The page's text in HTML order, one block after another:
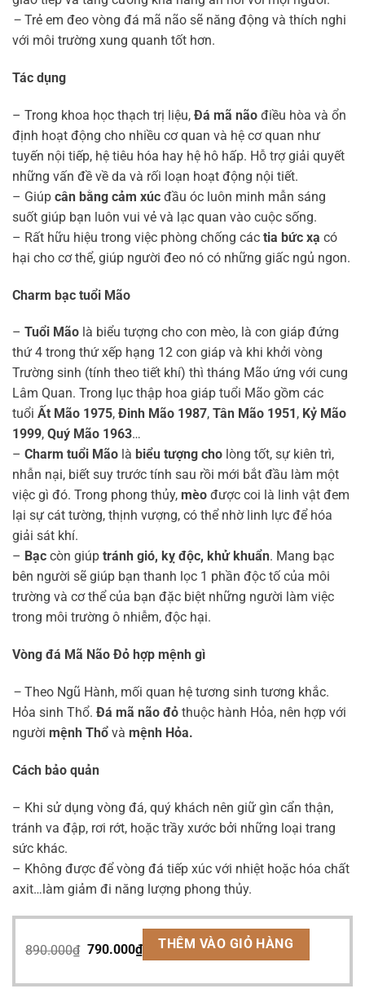
– Trẻ em đeo vòng đá mã não sẽ năng động và thích nghi
với môi trường xung quanh tốt hơn.
Tác dụng
– Trong khoa học thạch trị liệu, Đá mã não điều hòa và ổn
định hoạt động cho nhiều cơ quan và hệ cơ quan như
tuyến nội tiếp, hệ tiêu hóa hay hệ hô hấp. Hỗ trợ giải quyết
những vấn đề về da và rối loạn hoạt động nội tiết.
– Giúp cân bằng cảm xúc đầu óc luôn minh mẫn sáng
suốt giúp bạn luôn vui vẻ và lạc quan vào cuộc sống.
– Rất hữu hiệu trong việc phòng chống các tia bức xạ có
hại cho cơ thể, giúp người đeo nó có những giấc ngủ ngon.
Charm bạc tuổi Mão
– Tuổi Mão là biểu tượng cho con mèo, là con giáp đứng
thứ 4 trong thứ xếp hạng 12 con giáp và khi khởi vòng
Trường sinh (tính theo tiết khí) thì tháng Mão ứng với cung
Lâm Quan. Trong lục thập hoa giáp tuổi Mão gồm các
tuổi Ất Mão 1975, Đinh Mão 1987, Tân Mão 1951 , Kỷ Mão
1999, Quý Mão 1963…
– Charm tuổi Mão là biểu tượng cho lòng tốt, sự kiên trì,
nhẫn nại, biết suy trước tính sau rồi mới bắt đầu làm một
việc gì đó. Trong phong thủy, mèo được coi là linh vật đem
lại sự cát tường, thịnh vượng, có thể nhờ linh lực để hóa
giải sát khí.
– Bạc còn giúp tránh gió, kỵ độc, khử khuẩn. Mang bạc
bên người sẽ giúp bạn thanh lọc 1 phần độc tố của môi
trường và cơ thể của bạn đặc biệt những người làm việc
trong môi trường ô nhiễm, độc hại.
Vòng đá Mã Não Đỏ hợp mệnh gì
– Theo Ngũ Hành, mối quan hệ tương sinh tương khắc.
Hỏa sinh Thổ. Đá mã não đỏ thuộc hành Hỏa, nên hợp với
người mệnh Thổ và mệnh Hỏa.
Cách bảo quản
– Khi sử dụng vòng đá, quý khách nên giữ gìn cẩn thận,
tránh va đập, rơi rớt, hoặc trầy xước bởi những loại trang
sức khác.
– Không được để vòng đá tiếp xúc với nhiệt hoặc hóa chất
axit…làm giảm đi năng lượng phong thủy.
890.000₫
gốc
790.000₫
Giá
hiện
THÊM VÀO GIỎ HÀNG